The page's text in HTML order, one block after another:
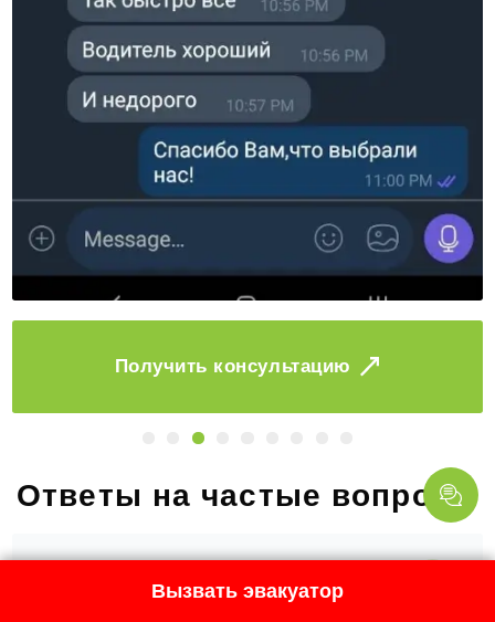
Заказать
Ответы на частые вопросы
диспетчеру для заказа
Вызвать эвакуатор